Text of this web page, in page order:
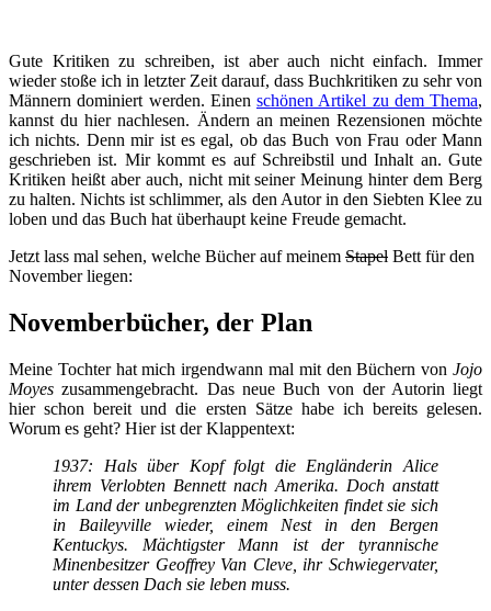
Gute Kritiken zu schreiben, ist aber auch nicht einfach. Immer
wieder stoße ich in letzter Zeit darauf, dass Buchkritiken zu sehr von
Männern dominiert werden. Einen schönen Artikel zu dem Thema,
kannst du hier nachlesen. Ändern an meinen Rezensionen möchte
ich nichts. Denn mir ist es egal, ob das Buch von Frau oder Mann
geschrieben ist. Mir kommt es auf Schreibstil und Inhalt an. Gute
Kritiken heißt aber auch, nicht mit seiner Meinung hinter dem Berg
zu halten. Nichts ist schlimmer, als den Autor in den Siebten Klee zu
loben und das Buch hat überhaupt keine Freude gemacht.
Jetzt lass mal sehen, welche Bücher auf meinem Stapel Bett für den
November liegen:
Novemberbücher, der Plan
Meine Tochter hat mich irgendwann mal mit den Büchern von Jojo
Moyeszusammengebracht. Das neue Buch von der Autorin liegt
hier schon bereit und die ersten Sätze habe ich bereits gelesen.
Worum es geht? Hier ist der Klappentext:
1937: Hals über Kopf folgt die Engländerin Alice
ihrem Verlobten Bennett nach Amerika. Doch anstatt
im Land der unbegrenzten Möglichkeiten findet sie sich
in Baileyville wieder, einem Nest in den Bergen
Kentuckys. Mächtigster Mann ist der tyrannische
Minenbesitzer Geoffrey Van Cleve, ihr Schwiegervater,
unter dessen Dach sie leben muss.